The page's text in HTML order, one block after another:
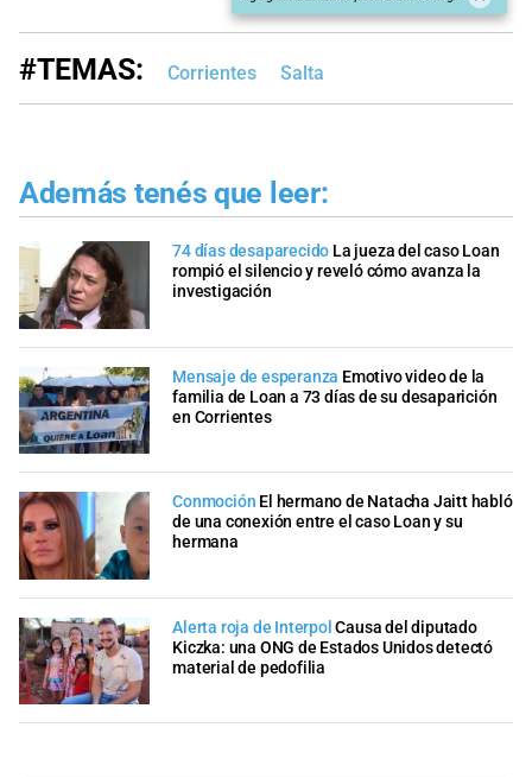
#TEMAS: Corrientes Salta
Además tenés que leer:
74 días desaparecido La jueza del caso Loan
rompió el silencio y reveló cómo avanza la
investigación
Mensaje de esperanza Emotivo video de la
familia de Loan a 73 días de su desaparición
en Corrientes
Conmoción El hermano de Natacha Jaitt habló
de una conexión entre el caso Loan y su
hermana
Alerta roja de Interpol Causa del diputado
Kiczka: una ONG de Estados Unidos detectó
material de pedofilia